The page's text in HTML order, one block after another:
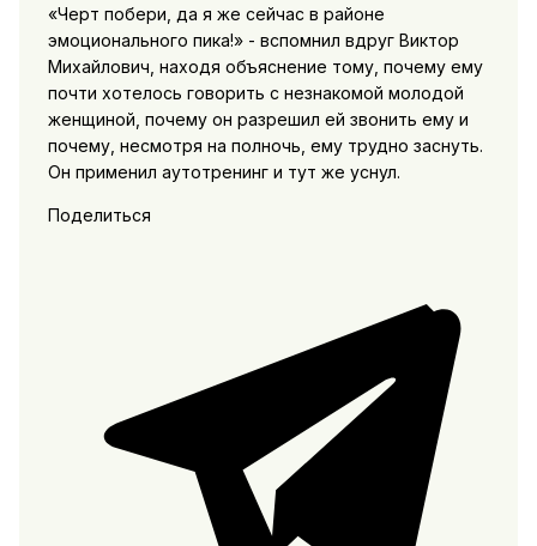
«Черт побери, да я же сейчас в районе
эмоционального пика!» - вспомнил вдруг Виктор
Михайлович, находя объяснение тому, почему ему
почти хотелось говорить с незнакомой молодой
женщиной, почему он разрешил ей звонить ему и
почему, несмотря на полночь, ему трудно заснуть.
Он применил аутотренинг и тут же уснул.
Поделиться